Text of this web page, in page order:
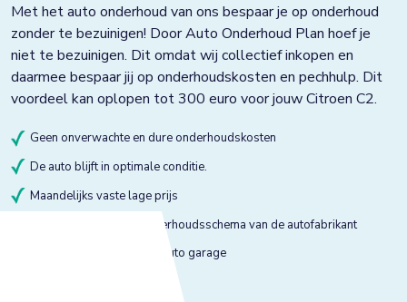
Met het auto onderhoud van ons bespaar je op onderhoud
zonder te bezuinigen! Door Auto Onderhoud Plan hoef je
niet te bezuinigen. Dit omdat wij collectief inkopen en
daarmee bespaar jij op onderhoudskosten en pechhulp. Dit
voordeel kan oplopen tot 300 euro voor jouw Citroen C2.
Geen onverwachte en dure onderhoudskosten
De auto blijft in optimale conditie.
Maandelijks vaste lage prijs
Onderhoud volgens onderhoudsschema van de autofabrikant
Onderhoud bij gekeurde auto garage